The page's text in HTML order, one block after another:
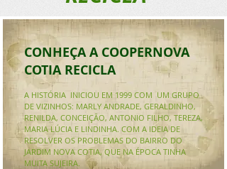
CONHEÇA A COOPERNOVA
COTIA RECICLA
A HISTÓRIA INICIOU EM 1999 COM UM GRUPO
DE VIZINHOS: MARLY ANDRADE, GERALDINHO,
RENILDA, CONCEIÇÃO, ANTONIO FILHO, TEREZA,
MARIA LÚCIA E LINDINHA. COM A IDEIA DE
RESOLVER OS PROBLEMAS DO BAIRRO DO
JARDIM NOVA COTIA, QUE NA ÉPOCA TINHA
MUITA SUJEIRA.